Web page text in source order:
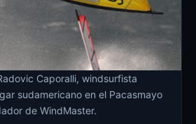
Caporalli, windsurfista
sudamericano en el Pacasmayo
de WindMaster.